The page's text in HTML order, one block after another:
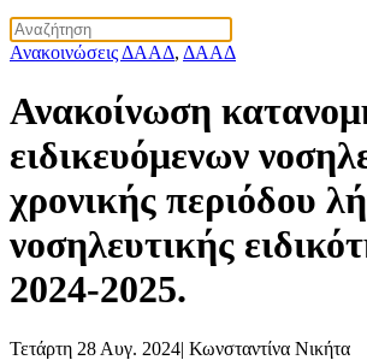
Ανακοινώσεις ΔΑΑΔ, ΔΑΑΔ
Ανακοίνωση
ειδικευόμενων
χρονικής περιόδου
νοσηλευτικής
2024-2025.
Τετάρτη 28 Αυγ. 2024| Κωνσταντίνα Νικήτα